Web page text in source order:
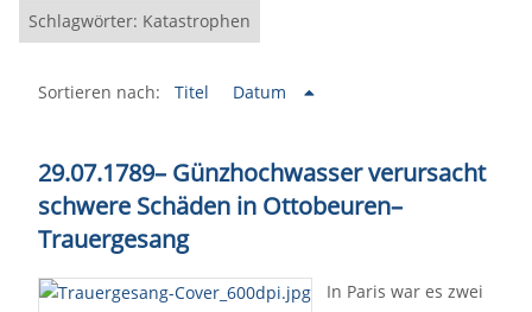
Schlagwörter: Katastrophen
Sortieren nach: Titel Datum
29.07.1789– Günzhochwasser verursacht
schwere Schäden in Ottobeuren–
Trauergesang
In Paris war es zwei